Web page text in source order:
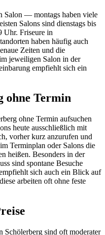
Salon — montags haben viele
Salons sind dienstags bis
Uhr. Friseure in
haben häufig auch
Zeiten und die
jeweiligen Salon in der
empfiehlt sich ein
ohne Termin
ohne Termin aufsuchen
heute ausschließlich mit
vorher kurz anzurufen und
Terminplan oder Salons die
heißen. Besonders in der
sind spontane Besuche
sich auch ein Blick auf
arbeiten oft ohne feste
Schölerberg sind oft moderater